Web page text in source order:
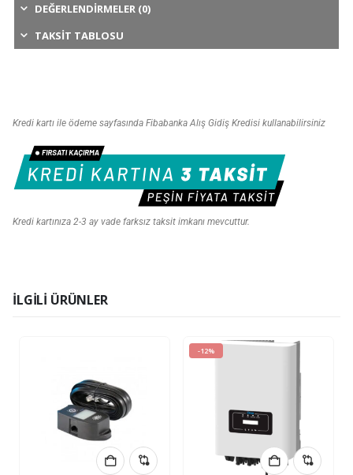
DEĞERLENDIRMELER (0)
TAKSIT TABLOSU
Kredi kartı ile ödeme sayfasında Fibabanka Alış Gidiş Kredisi kullanabilirsiniz
Kredi kartınıza 2-3 ay vade farksız taksit imkanı mevcuttur.
İLGILI ÜRÜNLER
-12%